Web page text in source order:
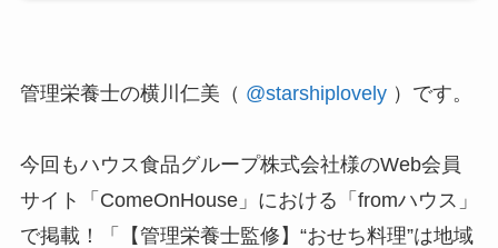
管理栄養士の横川仁美（ @starshiplovely）です。
今回もハウス食品グループ株式会社様のWeb会員
サイト「ComeOnHouse」における「fromハウス」
で掲載！「【管理栄養士監修】“おせち料理”は地域